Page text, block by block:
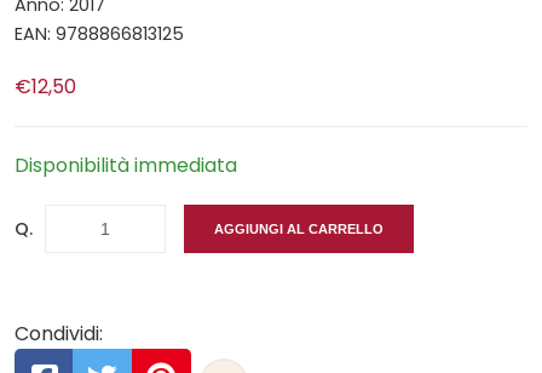
Anno: 2017
EAN: 9788866813125
€12,50
Disponibilità immediata
Q. AGGIUNGI AL CARRELLO
Condividi: